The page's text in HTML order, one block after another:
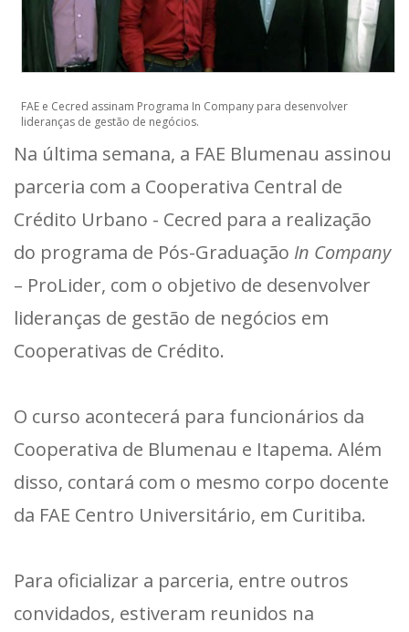
FAE e Cecred assinam Programa In Company para desenvolver
lideranças de gestão de negócios.
Na última semana, a FAE Blumenau assinou
parceria com a Cooperativa Central de
Crédito Urbano - Cecred para a realização
do programa de Pós-Graduação In Company
– ProLider, com o objetivo de desenvolver
lideranças de gestão de negócios em
Cooperativas de Crédito.
O curso acontecerá para funcionários da
Cooperativa de Blumenau e Itapema. Além
disso, contará com o mesmo corpo docente
da FAE Centro Universitário, em Curitiba.
Para oficializar a parceria, entre outros
convidados, estiveram reunidos na